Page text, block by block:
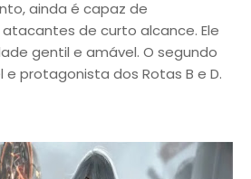
ainda é capaz de
de curto alcance. Ele
gentil e amável. O segundo
protagonista dos Rotas B e D.